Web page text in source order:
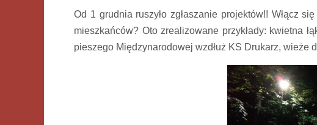
Od 1 grudnia ruszyło zgłaszanie projektów!! Włącz
mieszkańców? Oto zrealizowane przykłady: kwietna
pieszego Międzynarodowej wzdłuż KS Drukarz, wieże